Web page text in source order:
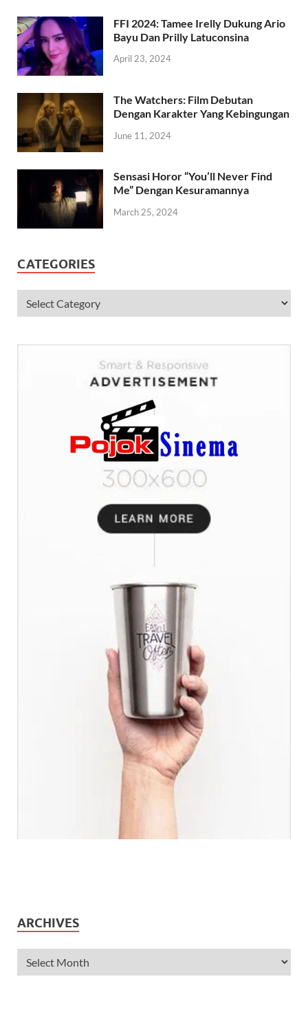
FFI 2024: Tamee Irelly Dukung Ario
Bayu Dan Prilly Latuconsina
April 23, 2024
The Watchers: Film Debutan
Dengan Karakter Yang Kebingungan
June 11, 2024
Sensasi Horor “You’ll Never Find
Me” Dengan Kesuramannya
March 25, 2024
CATEGORIES
ARCHIVES